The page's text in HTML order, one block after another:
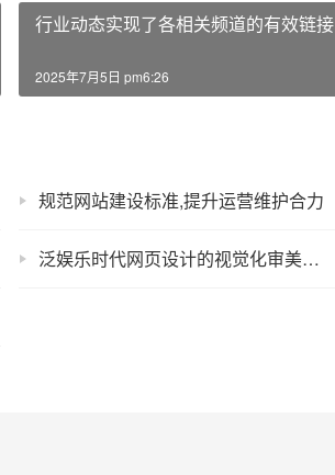
行业动态实现了各相关频道的有效链接
2025年7月5日 pm6:26
规范网站建设标准,提升运营维护合力
泛娱乐时代网页设计的视觉化审美态势